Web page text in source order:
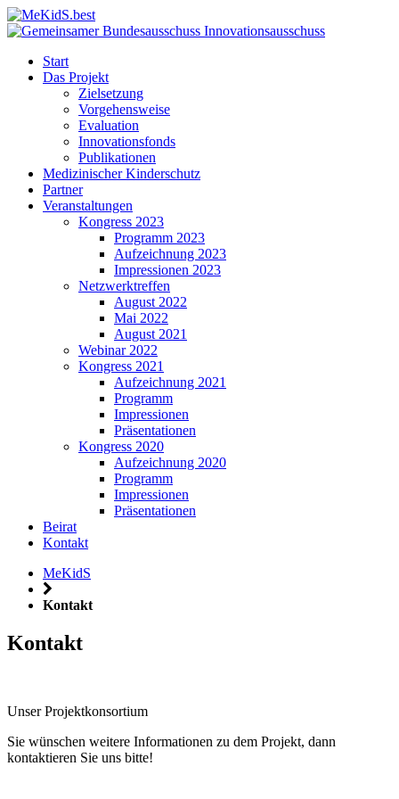
Start
Das Projekt
Zielsetzung
Vorgehensweise
Evaluation
Innovationsfonds
Publikationen
Medizinischer Kinderschutz
Partner
Veranstaltungen
Kongress 2023
Programm 2023
Aufzeichnung 2023
Impressionen 2023
Netzwerktreffen
August 2022
Mai 2022
August 2021
Webinar 2022
Kongress 2021
Aufzeichnung 2021
Programm
Impressionen
Präsentationen
Kongress 2020
Aufzeichnung 2020
Programm
Impressionen
Präsentationen
Beirat
Kontakt
MeKidS
Kontakt
Kontakt
Unser Projektkonsortium
Sie wünschen weitere Informationen zu dem Projekt, dann
kontaktieren Sie uns bitte!